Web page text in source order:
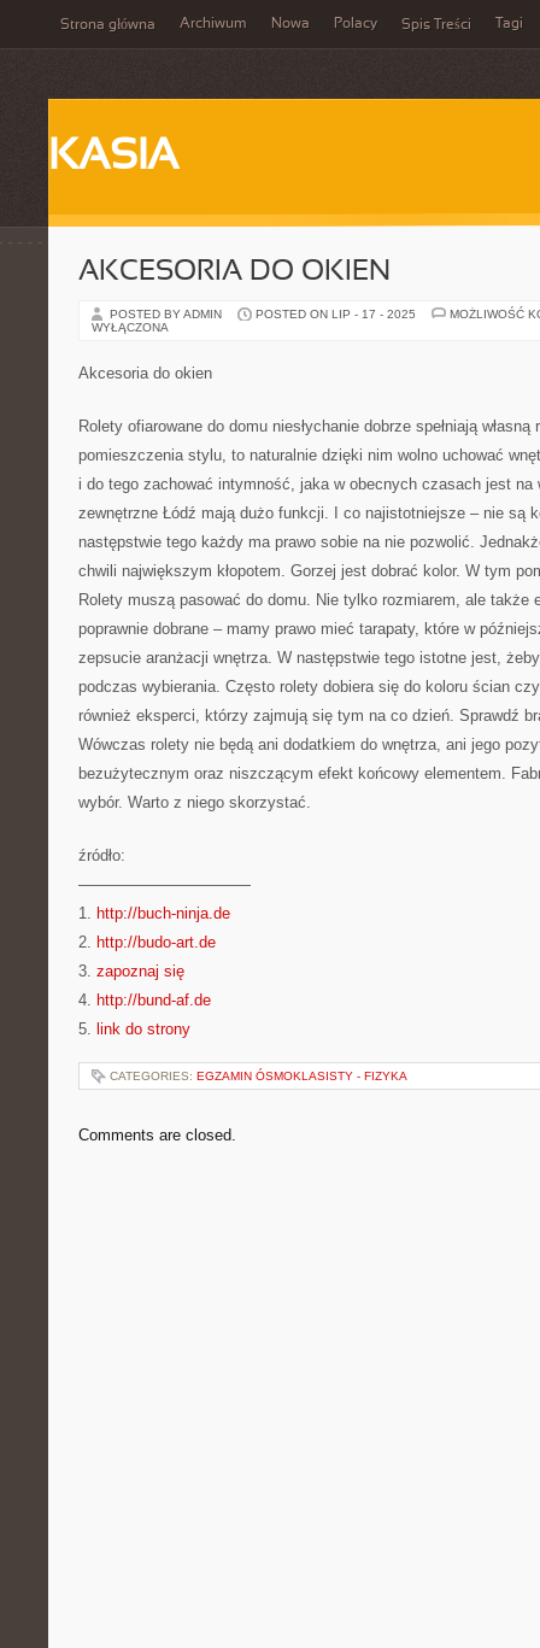
Strona główna Archiwum Nowa Polacy Spis Treści Tagi
KASIA
AKCESORIA DO OKIEN
POSTED BY ADMIN POSTED ON LIP - 17 - 2025
MOŻLIWOŚĆ
WYŁĄCZONA
Akcesoria do okien
Rolety ofiarowane do domu niesłychanie dobrze spełniają własną
pomieszczenia stylu, to naturalnie dzięki nim wolno uchować
i do tego zachować intymność, jaka w obecnych czasach jest na
zewnętrzne Łódź mają dużo funkcji. I co najistotniejsze – nie są
następstwie tego każdy ma prawo sobie na nie pozwolić.
chwili największym kłopotem. Gorzej jest dobrać kolor. W tym
Rolety muszą pasować do domu. Nie tylko rozmiarem, ale także
poprawnie dobrane – mamy prawo mieć tarapaty, które w
zepsucie aranżacji wnętrza. W następstwie tego istotne jest,
podczas wybierania. Często rolety dobiera się do koloru ścian
również eksperci, którzy zajmują się tym na co dzień. Sprawdź
Wówczas rolety nie będą ani dodatkiem do wnętrza, ani jego
bezużytecznym oraz niszczącym efekt końcowy elementem.
wybór. Warto z niego skorzystać.
źródło:
———————————
1. http://buch-ninja.de
2. http://budo-art.de
3. zapoznaj się
4. http://bund-af.de
5. link do strony
CATEGORIES: EGZAMIN ÓSMOKLASISTY - FIZYKA
Comments are closed.